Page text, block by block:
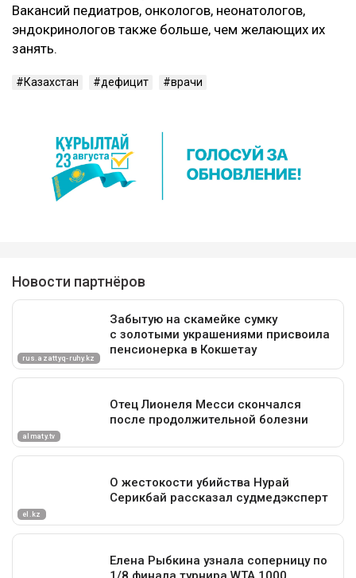
Вакансий педиатров, онкологов, неонатологов,
эндокринологов также больше, чем желающих их
занять.
Казахстан дефицит врачи